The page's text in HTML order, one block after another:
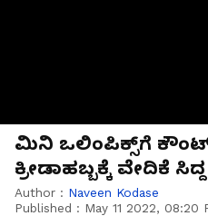
ಮಿನಿ ಒಲಿಂಪಿಕ್ಸ್‌ಗೆ
ಕ್ರೀಡಾಹಬ್ಬಕ್ಕೆ ವೇದಿಕೆ ಸಿದ್ಧ
Author : Naveen Kodase
Published : May 11 2022, 08:20